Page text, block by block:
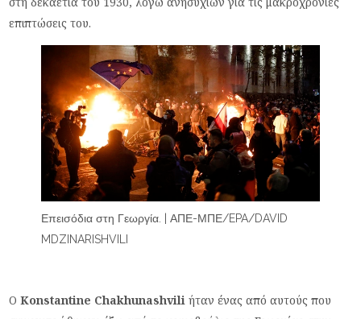
επιπτώσεις του.
Επεισόδια στη Γεωργία. | ΑΠΕ-ΜΠΕ/EPA/DAVID
MDZINARISHVILI
ΟKonstantine Chakhunashviliήταν ένας από αυτούς που